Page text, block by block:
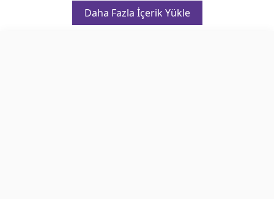
Daha Fazla İçerik Yükle